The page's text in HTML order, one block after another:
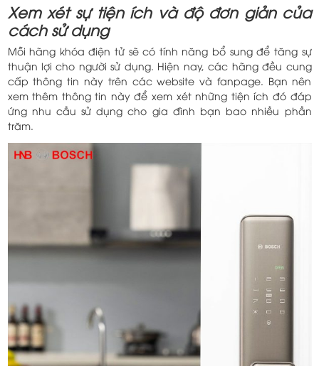
Xem xét sự tiện ích và độ đơn giản của
cách sử dụng
Mỗi hãng khóa điện tử sẽ có tính năng bổ sung để tăng sự
thuận lợi cho người sử dụng. Hiện nay, các hãng đều cung
cấp thông tin này trên các website và fanpage. Bạn nên
xem thêm thông tin này để xem xét những tiện ích đó đáp
ứng nhu cầu sử dụng cho gia đình bạn bao nhiều phần
trăm.